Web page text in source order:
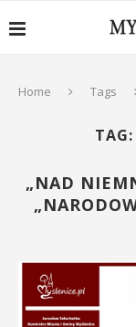
Home Tags
TAG:
„NAD